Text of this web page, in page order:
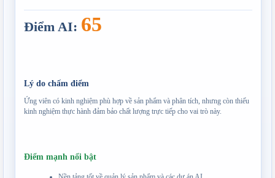
Điểm AI: 65
Lý do chấm điểm
Ứng viên có kinh nghiệm phù hợp về sản phẩm và phân tích, nhưng còn thiếu
kinh nghiệm thực hành đảm bảo chất lượng trực tiếp cho vai trò này.
Điểm mạnh nổi bật